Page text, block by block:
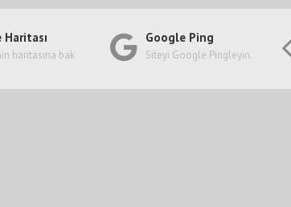
Haritası
haritasına bak
Google Ping
Siteyi Google Pingleyin.